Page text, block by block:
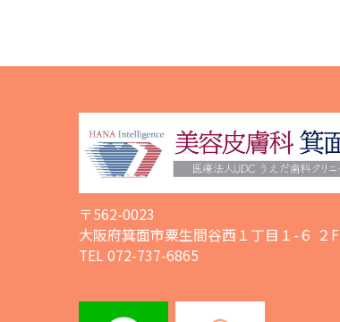
〒562-0023
大阪府箕面市粟生間谷西１丁目１-６ ２F
TEL 072-737-6865